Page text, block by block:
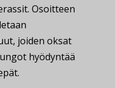
Osoitteen
joiden oksat
hyödyntää